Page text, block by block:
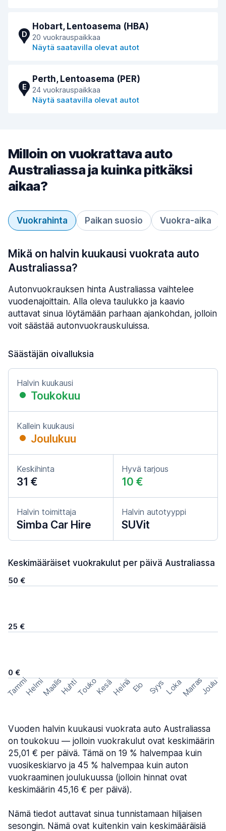
D
Hobart, Lentoasema (HBA)
20 vuokrauspaikkaa
Näytä saatavilla olevat autot
E
Perth, Lentoasema (PER)
24 vuokrauspaikkaa
Näytä saatavilla olevat autot
Milloin on vuokrattava auto
Australiassa ja kuinka pitkäksi
aikaa?
Vuokrahinta Paikan suosio Vuokra-aika
Mikä on halvin kuukausi vuokrata auto
Australiassa?
Autonvuokrauksen hinta Australiassa vaihtelee
vuodenajoittain. Alla oleva taulukko ja kaavio
auttavat sinua löytämään parhaan ajankohdan, jolloin
voit säästää autonvuokrauskuluissa.
Säästäjän oivalluksia
Halvin kuukausi
Toukokuu
Kallein kuukausi
Joulukuu
Keskihinta
31 €
Hyvä tarjous
10 €
Halvin toimittaja
Simba Car Hire
Halvin autotyyppi
SUVit
Keskimääräiset vuokrakulut per päivä Australiassa
50 €
25 €
0 €
TammiHelmiMaalisHuhtiToukoKesäHeinäElo SyysLokaMarrasJoulu
Vuoden halvin kuukausi vuokrata auto Australiassa
on toukokuu — jolloin vuokrakulut ovat keskimäärin
25,01 € per päivä. Tämä on 19 % halvempaa kuin
vuosikeskiarvo ja 45 % halvempaa kuin auton
vuokraaminen joulukuussa (jolloin hinnat ovat
keskimäärin 45,16 € per päivä).
Nämä tiedot auttavat sinua tunnistamaan hiljaisen
sesongin. Nämä ovat kuitenkin vain keskimääräisiä